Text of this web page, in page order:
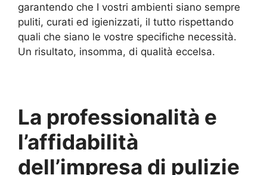
garantendo che I vostri ambienti siano sempre
puliti, curati ed igienizzati, il tutto rispettando
quali che siano le vostre specifiche necessità.
Un risultato, insomma, di qualità eccelsa.
La professionalità e
l’affidabilità
dell’impresa di pulizie